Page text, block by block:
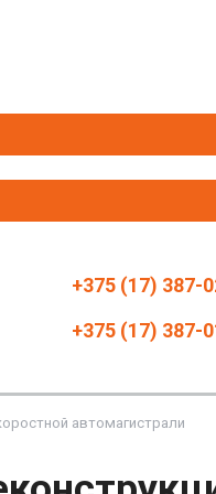
+375 (17) 387-
+375 (17) 387-
автомагистрали